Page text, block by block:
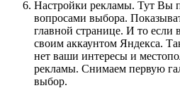
Настройки рекламы. Тут Вы
вопросами выбора.
главной странице. И то если
своим аккаунтом Яндекса.
нет ваши интересы и
рекламы. Снимаем первую
выбор.